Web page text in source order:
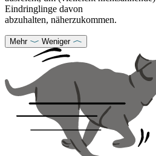
Eindringlinge davon
abzuhalten, näherzukommen.
Mehr Weniger